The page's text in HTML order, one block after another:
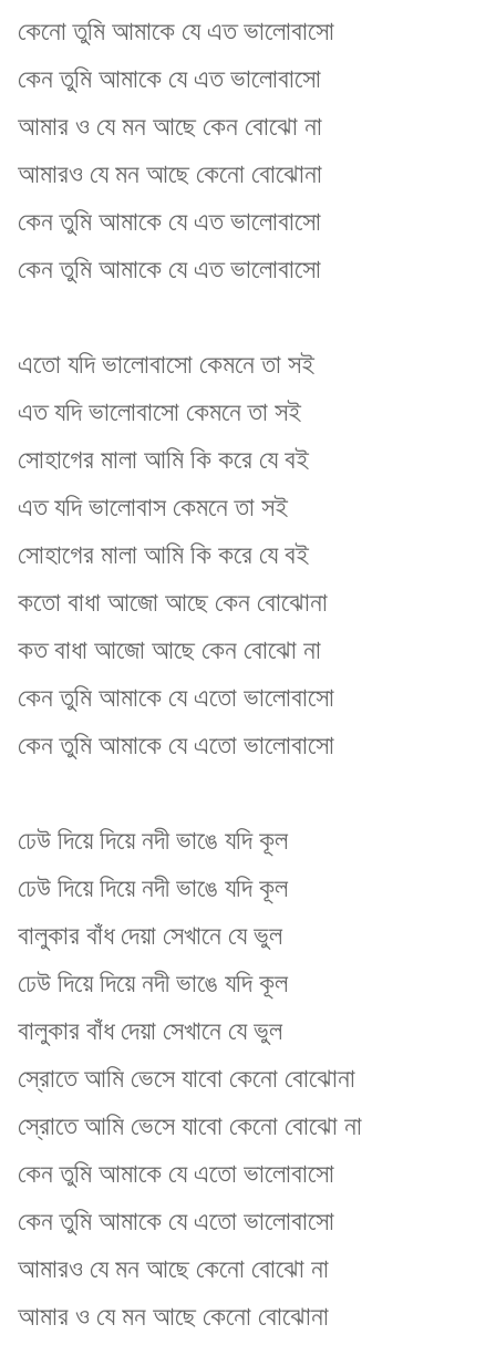
কেনো তুমি আমাকে যে এত ভালোবাসো
কেন তুমি আমাকে যে এত ভালোবাসো
আমার ও যে মন আছে কেন বোঝো না
আমারও যে মন আছে কেনো বোঝোনা
কেন তুমি আমাকে যে এত ভালোবাসো
কেন তুমি আমাকে যে এত ভালোবাসো
এতো যদি ভালোবাসো কেমনে তা সই
এত যদি ভালোবাসো কেমনে তা সই
সোহাগের মালা আমি কি করে যে বই
এত যদি ভালোবাস কেমনে তা সই
সোহাগের মালা আমি কি করে যে বই
কতো বাধা আজো আছে কেন বোঝোনা
কত বাধা আজো আছে কেন বোঝো না
কেন তুমি আমাকে যে এতো ভালোবাসো
কেন তুমি আমাকে যে এতো ভালোবাসো
ঢেউ দিয়ে দিয়ে নদী ভাঙে যদি কূল
ঢেউ দিয়ে দিয়ে নদী ভাঙে যদি কূল
বালুকার বাঁধ দেয়া সেখানে যে ভুল
ঢেউ দিয়ে দিয়ে নদী ভাঙে যদি কূল
বালুকার বাঁধ দেয়া সেখানে যে ভুল
স্রোতে আমি ভেসে যাবো কেনো বোঝোনা
স্রোতে আমি ভেসে যাবো কেনো বোঝো না
কেন তুমি আমাকে যে এতো ভালোবাসো
কেন তুমি আমাকে যে এতো ভালোবাসো
আমারও যে মন আছে কেনো বোঝো না
আমার ও যে মন আছে কেনো বোঝোনা